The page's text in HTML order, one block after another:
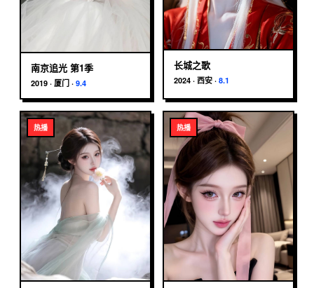
南京追光 第1季
2019 · 厦门 · 9.4
长城之歌
2024 · 西安 · 8.1
热播 热播